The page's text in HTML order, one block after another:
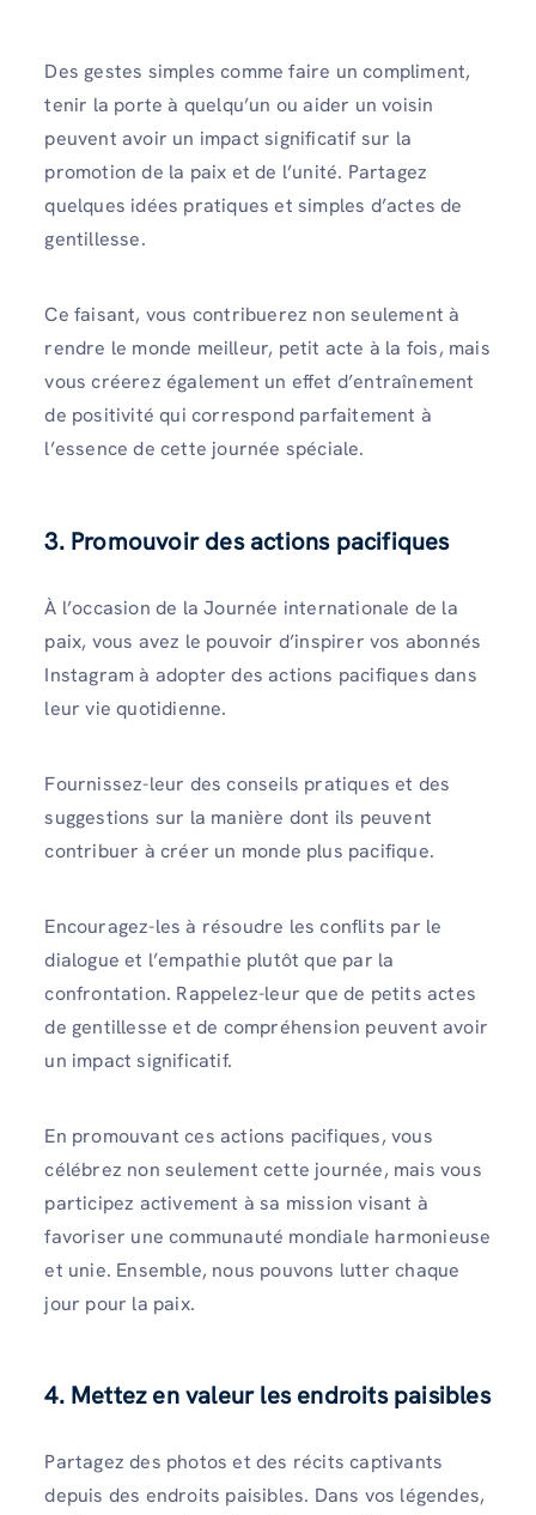
Des gestes simples comme faire un compliment,
tenir la porte à quelqu’un ou aider un voisin
peuvent avoir un impact significatif sur la
promotion de la paix et de l’unité. Partagez
quelques idées pratiques et simples d’actes de
gentillesse.
Ce faisant, vous contribuerez non seulement à
rendre le monde meilleur, petit acte à la fois, mais
vous créerez également un effet d’entraînement
de positivité qui correspond parfaitement à
l’essence de cette journée spéciale.
3. Promouvoir des actions pacifiques
À l’occasion de la Journée internationale de la
paix, vous avez le pouvoir d’inspirer vos abonnés
Instagram à adopter des actions pacifiques dans
leur vie quotidienne.
Fournissez-leur des conseils pratiques et des
suggestions sur la manière dont ils peuvent
contribuer à créer un monde plus pacifique.
Encouragez-les à résoudre les conflits par le
dialogue et l’empathie plutôt que par la
confrontation. Rappelez-leur que de petits actes
de gentillesse et de compréhension peuvent avoir
un impact significatif.
En promouvant ces actions pacifiques, vous
célébrez non seulement cette journée, mais vous
participez activement à sa mission visant à
favoriser une communauté mondiale harmonieuse
et unie. Ensemble, nous pouvons lutter chaque
jour pour la paix.
4. Mettez en valeur les endroits paisibles
Partagez des photos et des récits captivants
depuis des endroits paisibles. Dans vos légendes,